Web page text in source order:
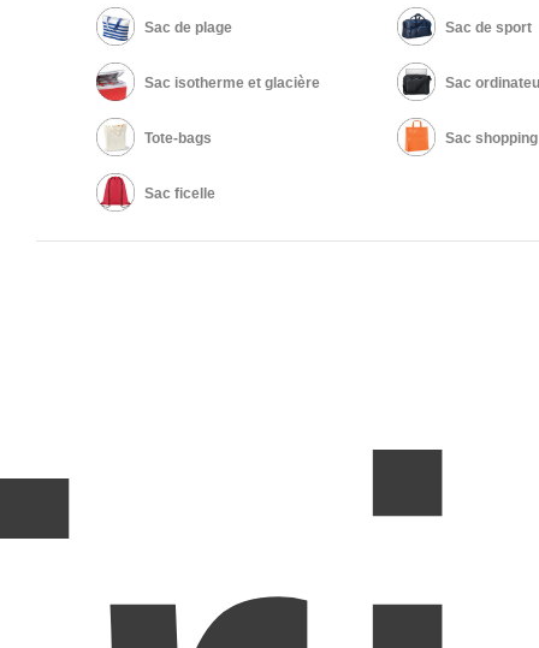
Sac de plage Sac de sport
Sac isotherme et glacière Sac
Tote-bags Sac shopping
Sac ficelle